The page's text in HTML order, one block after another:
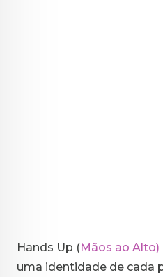
Hands Up (Mãos ao Alto)
uma identidade de cada